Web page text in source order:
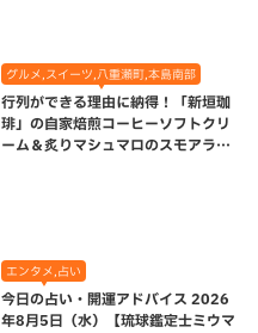
グルメ,スイーツ,八重瀬町,本島南部
行列ができる理由に納得！「新垣珈
琲」の自家焙煎コーヒーソフトクリ
ーム＆炙りマシュマロのスモアラテ
エンタメ,占い
今日の占い・開運アドバイス 2026
年8月5日（水）【琉球鑑定士ミウマ